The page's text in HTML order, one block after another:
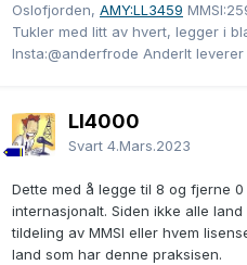
Oslofjorden, AMY:LL3459
Tukler med litt av hvert, legger i
Insta:@anderfrode AnderIt
LI4000
Svart 4.Mars.2023
Dette med å legge til 8 og fjerne
internasjonalt. Siden ikke alle
tildeling av MMSI eller hvem
land som har denne praksisen.